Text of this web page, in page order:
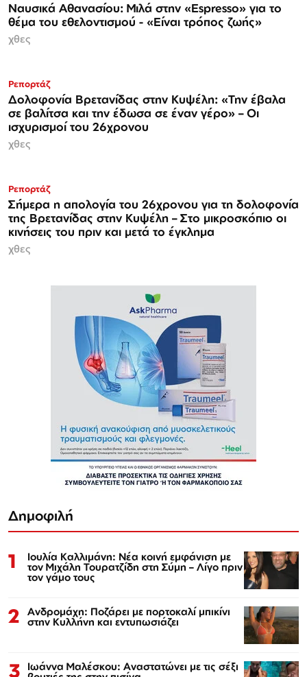
Ναυσικά Αθανασίου: Μιλά στην «Espresso» για το
θέμα του εθελοντισμού - «Είναι τρόπος ζωής»
χθες
Ρεπορτάζ
Δολοφονία Βρετανίδας στην Κυψέλη: «Την έβαλα
σε βαλίτσα και την έδωσα σε έναν γέρο» – Οι
ισχυρισμοί του 26χρονου
χθες
Ρεπορτάζ
Σήμερα η απολογία του 26χρονου για τη δολοφονία
της Βρετανίδας στην Κυψέλη – Στο μικροσκόπιο οι
κινήσεις του πριν και μετά το έγκλημα
χθες
Δημοφιλή
1 Ιουλία Καλλιμάνη: Νέα κοινή εμφάνιση με
τον Μιχάλη Τουρατζίδη στη Σύμη – Λίγο πριν
τον γάμο τους
2 Ανδρομάχη: Ποζάρει με πορτοκαλί μπικίνι
στην Κυλλήνη και εντυπωσιάζει
3 Ιωάννα Μαλέσκου: Αναστατώνει με τις σέξι